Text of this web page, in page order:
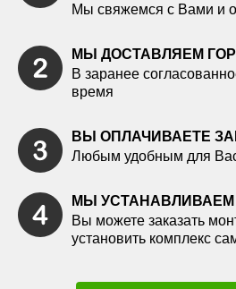
Мы свяжемся с Вами и
МЫ ДОСТАВЛЯЕМ
В заранее
время
ВЫ ОПЛАЧИВАЕТЕ
Любым удобным для
МЫ
Вы можете заказать
установить комплекс